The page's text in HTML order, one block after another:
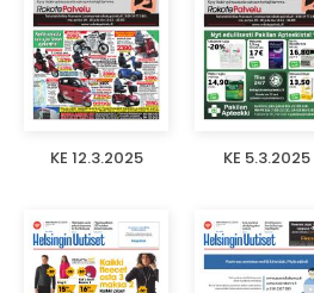
KE 12.3.2025 KE 5.3.2025